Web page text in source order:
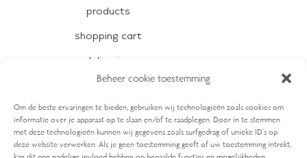
Beheer cookie toestemming
Om de beste ervaringen te bieden, gebruiken wij technologieën zoals cookies om
informatie over je apparaat op te slaan en/of te raadplegen. Door in te stemmen
met deze technologieën kunnen wij gegevens zoals surfgedrag of unieke ID's op
deze website verwerken. Als je geen toestemming geeft of uw toestemming intrekt,
products
shopping cart
deliveries
Contact
contact